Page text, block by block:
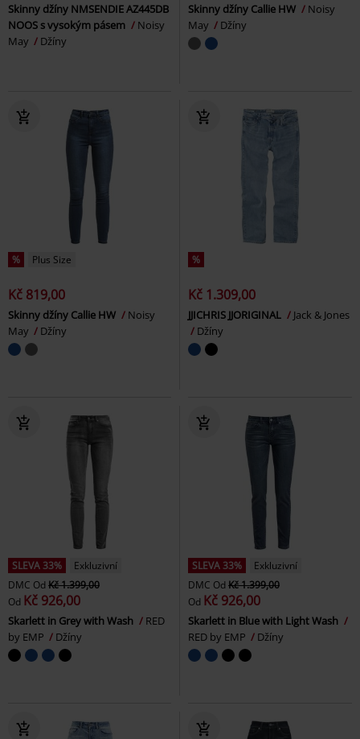
Skinny džíny NMSENDIE AZ445DB
NOOS s vysokým pásem
Noisy
May
Džíny
Skinny džíny Callie HW
Noisy
May
Džíny
% Plus Size
Kč 819,00
Skinny džíny Callie HW
Noisy
May
Džíny
%
Kč 1.309,00
JJICHRIS JJORIGINAL
Jack & Jones
Džíny
SLEVA 33%
Exkluzivní
DMC Od Kč 1.399,00
Od Kč 926,00
Skarlett in Grey with Wash
RED
by EMP
Džíny
SLEVA 33%
Exkluzivní
DMC Od Kč 1.399,00
Od Kč 926,00
Skarlett in Blue with Light Wash
RED by EMP
Džíny